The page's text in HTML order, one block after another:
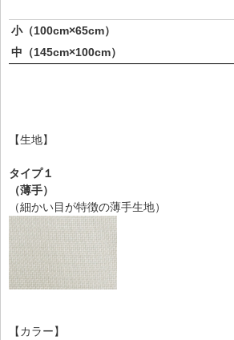
小（100cm×65cm）
中（145cm×100cm）
【生地】
タイプ１
（薄手）
（細かい目が特徴の薄手生地）
【カラー】